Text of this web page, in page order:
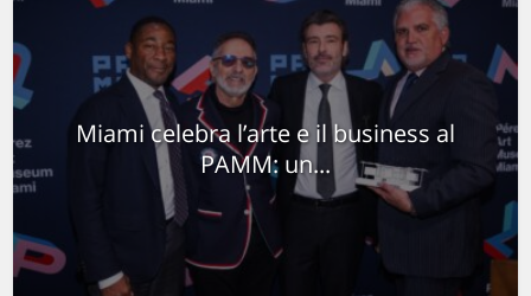
Miami celebra l’arte e il business al
PAMM: un...